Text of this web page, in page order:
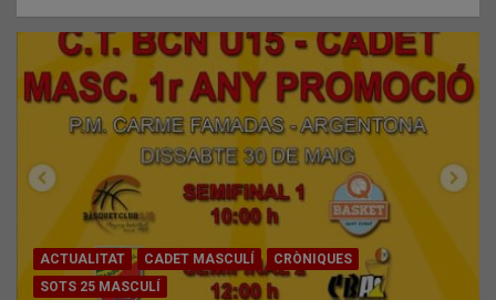
ACTUALITAT CADET MASCULÍ
CRÒNIQUES
SOTS 25 MASCULÍ